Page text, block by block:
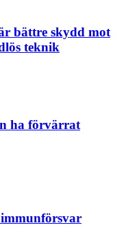
bättre skydd mot
teknik
ha förvärrat